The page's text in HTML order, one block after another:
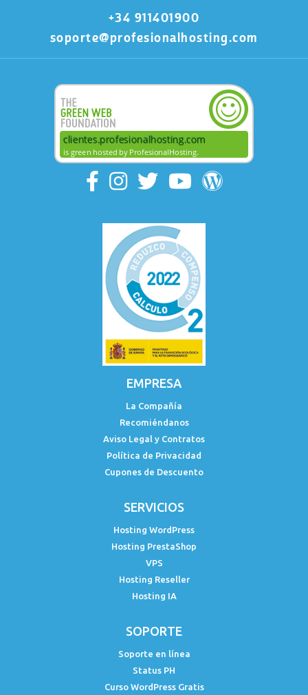
+34 911401900
soporte@profesionalhosting.com
EMPRESA
La Compañía
Recomiéndanos
Aviso Legal y Contratos
Política de Privacidad
Cupones de Descuento
SERVICIOS
Hosting WordPress
Hosting PrestaShop
VPS
Hosting Reseller
Hosting IA
SOPORTE
Soporte en línea
Status PH
Curso WordPress Gratis